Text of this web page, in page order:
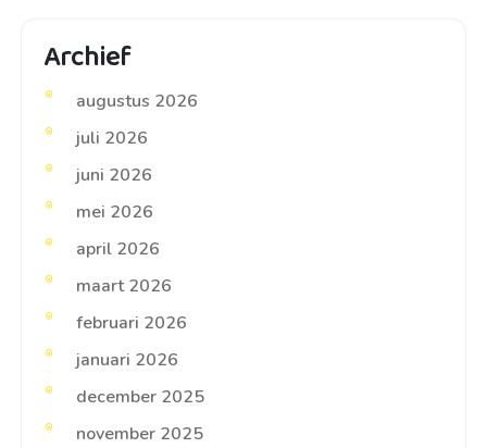
Archief
augustus 2026
juli 2026
juni 2026
mei 2026
april 2026
maart 2026
februari 2026
januari 2026
december 2025
november 2025